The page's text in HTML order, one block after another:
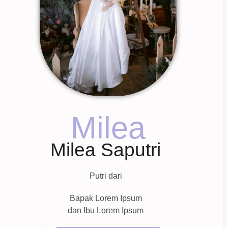
Milea
Milea Saputri
Putri dari
Bapak Lorem Ipsum
dan Ibu Lorem Ipsum